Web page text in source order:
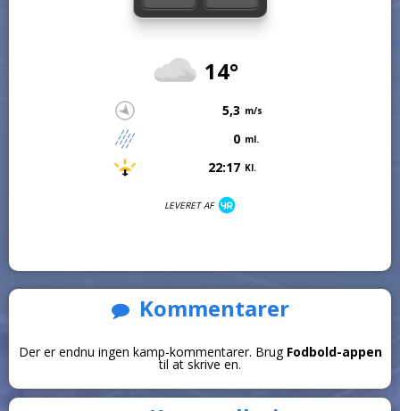
14°
5,3 m/s
0 ml.
22:17 Kl.
LEVERET AF
Kommentarer
Der er endnu ingen kamp-kommentarer. Brug Fodbold-appen
til at skrive en.